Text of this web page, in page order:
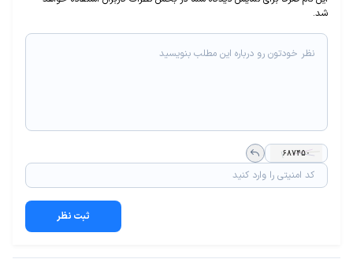
شد.
ثبت نظر